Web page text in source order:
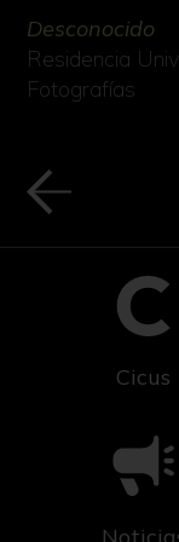
las
valor, que
de su
experiencia
vaciado
finas y
La
máximo
Ya en el
que
porcelana.
Desconocido
Residencia
Fotografías
Cicus